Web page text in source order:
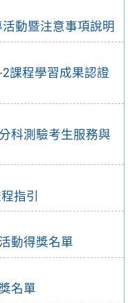
動暨注意事項說明
2課程學習成果認證
科測驗考生服務與
指引
動得獎名單
名單